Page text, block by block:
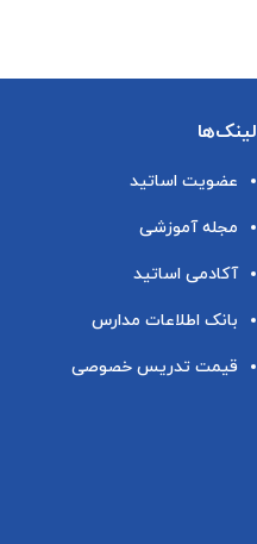
لینک‌ها
عضویت اساتید
مجله آموزشی
آکادمی اساتید
بانک اطلاعات مدارس
قیمت تدریس خصوصی